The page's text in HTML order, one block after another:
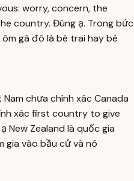
worry, concern, the
country. Đúng ạ. Trong bức
gà đó là bé trai hay bé
chưa chính xác Canada
xác first country to give
New Zealand là quốc gia
gia vào bầu cử và nó